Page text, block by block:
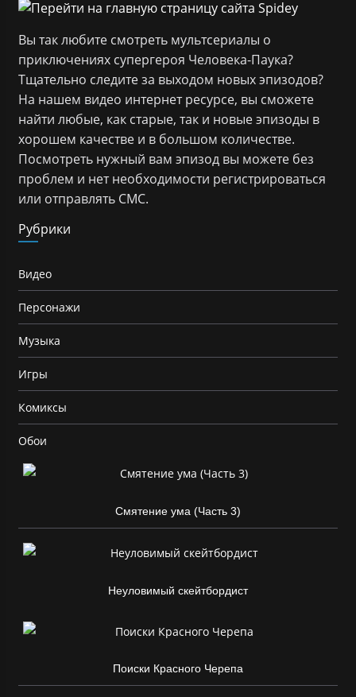
Вы так любите смотреть мультсериалы о
приключениях супергероя Человека-Паука?
Тщательно следите за выходом новых эпизодов?
На нашем видео интернет ресурсе, вы сможете
найти любые, как старые, так и новые эпизоды в
хорошем качестве и в большом количестве.
Посмотреть нужный вам эпизод вы можете без
проблем и нет необходимости регистрироваться
или отправлять СМС.
Рубрики
Видео
Персонажи
Музыка
Игры
Комиксы
Обои
Смятение ума (Часть 3)
Неуловимый скейтбордист
Поиски Красного Черепа